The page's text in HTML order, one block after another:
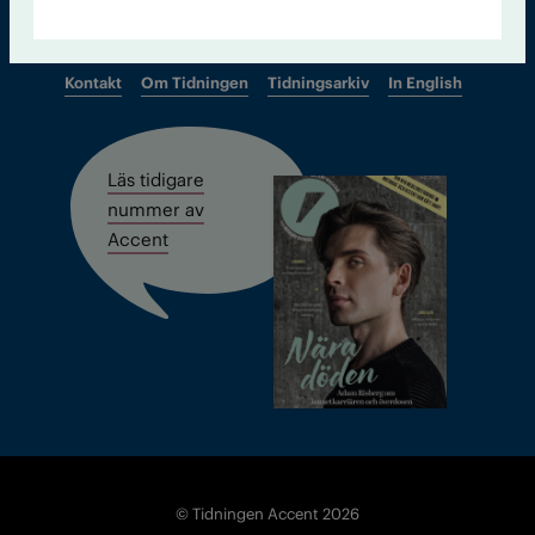
Kontakt Om Tidningen Tidningsarkiv In English
Läs tidigare
nummer av
Accent
© Tidningen Accent 2026